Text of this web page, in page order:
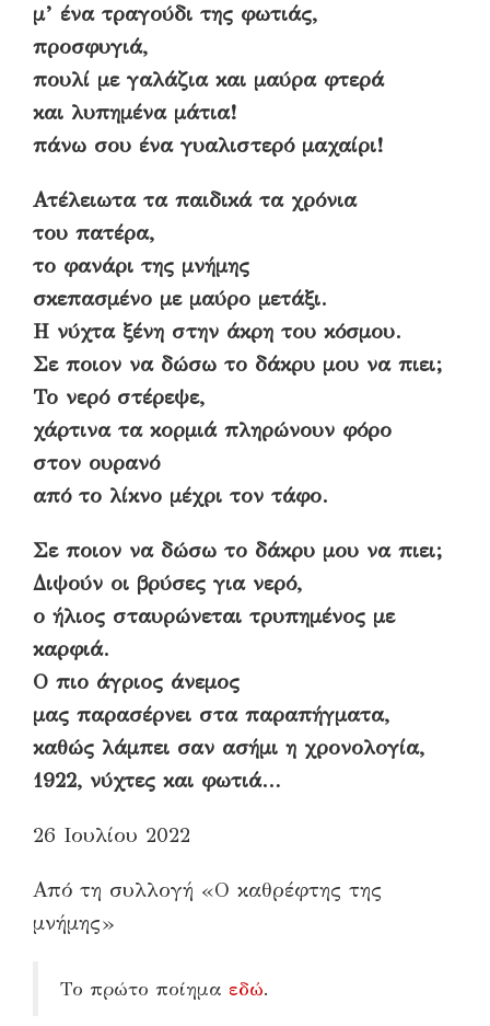
μ’ ένα τραγούδι της φωτιάς,
προσφυγιά,
πουλί με γαλάζια και μαύρα φτερά
και λυπημένα μάτια!
πάνω σου ένα γυαλιστερό μαχαίρι!
Ατέλειωτα τα παιδικά τα χρόνια
του πατέρα,
το φανάρι της μνήμης
σκεπασμένο με μαύρο μετάξι.
Η νύχτα ξένη στην άκρη του κόσμου.
Σε ποιον να δώσω το δάκρυ μου να πιει;
Το νερό στέρεψε,
χάρτινα τα κορμιά πληρώνουν φόρο
στον ουρανό
από το λίκνο μέχρι τον τάφο.
Σε ποιον να δώσω το δάκρυ μου να πιει;
Διψούν οι βρύσες για νερό,
ο ήλιος σταυρώνεται τρυπημένος με
καρφιά.
Ο πιο άγριος άνεμος
μας παρασέρνει στα παραπήγματα,
καθώς λάμπει σαν ασήμι η χρονολογία,
1922, νύχτες και φωτιά…
26 Ιουλίου 2022
Από τη συλλογή «Ο καθρέφτης της
μνήμης»
Το πρώτο ποίημα εδώ.